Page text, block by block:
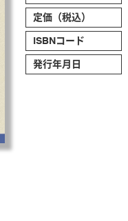
定価（税込）
ISBNコード
発行年月日